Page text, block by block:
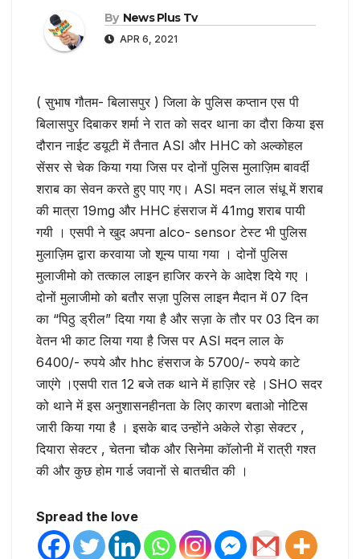
By News Plus Tv
APR 6, 2021
( सुभाष गौतम- बिलासपुर ) जिला के पुलिस कप्तान एस पी
बिलासपुर दिबाकर शर्मा ने रात को सदर थाना का दौरा किया इस
दौरान नाईट डयूटी में तैनात ASI और HHC को अल्कोहल
सेंसर से चेक किया गया जिस पर दोनों पुलिस मुलाज़िम बावर्दी
शराब का सेवन करते हुए पाए गए। ASI मदन लाल संधू में शराब
की मात्रा 19mg और HHC हंसराज में 41mg शराब पायी
गयी । एसपी ने खुद अपना alco- sensor टेस्ट भी पुलिस
मुलाज़िम द्वारा करवाया जो शून्य पाया गया । दोनों पुलिस
मुलाजीमो को तत्काल लाइन हाजिर करने के आदेश दिये गए ।
दोनों मुलाजीमो को बतौर सज़ा पुलिस लाइन मैदान में 07 दिन
का “पिठु ड्रील” दिया गया है और सज़ा के तौर पर 03 दिन का
वेतन भी काट लिया गया है जिस पर ASI मदन लाल के
6400/- रुपये और hhc हंसराज के 5700/- रुपये काटे
जाएंगे ।एसपी रात 12 बजे तक थाने में हाज़िर रहे ।SHO सदर
को थाने में इस अनुशासनहीनता के लिए कारण बताओ नोटिस
जारी किया गया है । इसके बाद उन्होंने अकेले रोड़ा सेक्टर ,
दियारा सेक्टर , चेतना चौक और सिनेमा कॉलोनी में रात्री गश्त
की और कुछ होम गार्ड जवानों से बातचीत की ।
Spread the love